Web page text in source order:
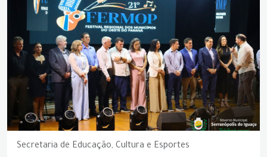
Secretaria de Educação, Cultura e Esportes